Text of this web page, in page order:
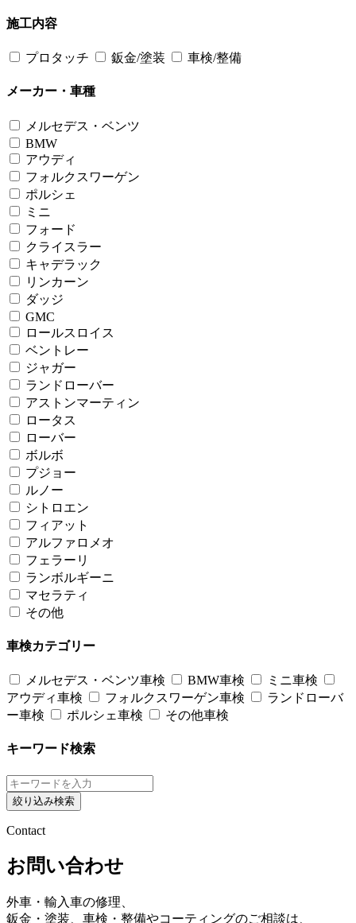
施工内容
プロタッチ 鈑金/塗装 車検/整備
メーカー・車種
メルセデス・ベンツ
BMW
アウディ
フォルクスワーゲン
ポルシェ
ミニ
フォード
クライスラー
キャデラック
リンカーン
ダッジ
GMC
ロールスロイス
ベントレー
ジャガー
ランドローバー
アストンマーティン
ロータス
ローバー
ボルボ
プジョー
ルノー
シトロエン
フィアット
アルファロメオ
フェラーリ
ランボルギーニ
マセラティ
その他
車検カテゴリー
メルセデス・ベンツ車検 BMW車検
ミニ車検
アウディ車検
フォルクスワーゲン車検
ランドローバ
ー車検
ポルシェ車検 その他車検
キーワード検索
絞り込み検索
Contact
お問い合わせ
外車・輸入車の修理、
鈑金・塗装、車検・整備やコーティングのご相談は、